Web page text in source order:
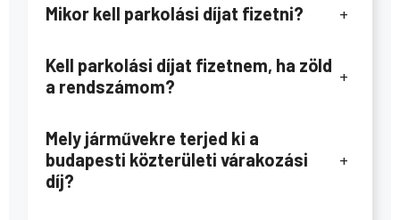
Mikor kell parkolási díjat fizetni? +
Kell parkolási díjat fizetnem, ha zöld
a rendszámom?
+
Mely járművekre terjed ki a
budapesti közterületi várakozási
díj?
+